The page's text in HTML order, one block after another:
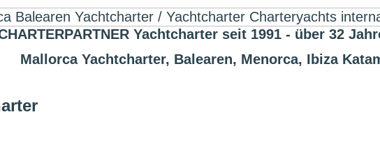
Yachtcharter seit 1991 - über 32
Mallorca Yachtcharter, Balearen, Menorca, Ibiza